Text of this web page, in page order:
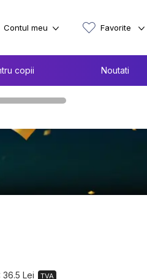
copii Noutati
Contul meu Favorite
36.5 Lei TVA